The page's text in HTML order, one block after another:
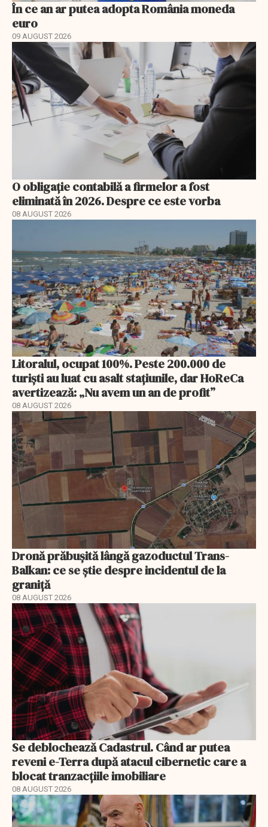
În ce an ar putea adopta România moneda
euro
09 AUGUST 2026
O obligație contabilă a firmelor a fost
eliminată în 2026. Despre ce este vorba
08 AUGUST 2026
Litoralul, ocupat 100%. Peste 200.000 de
turiști au luat cu asalt stațiunile, dar HoReCa
avertizează: „Nu avem un an de profit”
08 AUGUST 2026
Dronă prăbușită lângă gazoductul Trans-
Balkan: ce se știe despre incidentul de la
graniță
08 AUGUST 2026
Se deblochează Cadastrul. Când ar putea
reveni e-Terra după atacul cibernetic care a
blocat tranzacțiile imobiliare
08 AUGUST 2026